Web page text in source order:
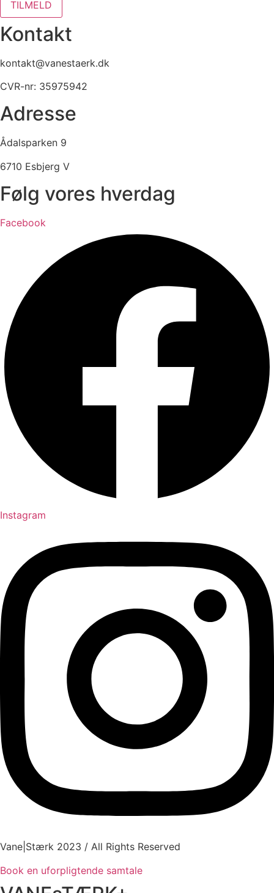
TILMELD
Kontakt
kontakt@vanestaerk.dk
CVR-nr: 35975942
Adresse
Ådalsparken 9
6710 Esbjerg V
Følg vores hverdag
Facebook
Instagram
Vane Stærk 2023 / All Rights Reserved
Book en uforpligtende samtale